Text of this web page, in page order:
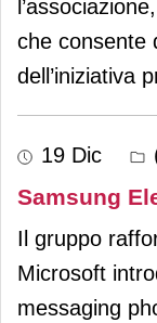
che consente
dell’iniziativa
19 Dic
Samsung
Il gruppo
Microsoft
messaging